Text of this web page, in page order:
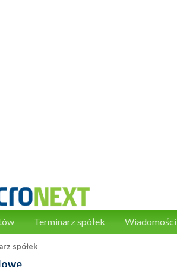
Terminarz spółek Wiadomości
spółek